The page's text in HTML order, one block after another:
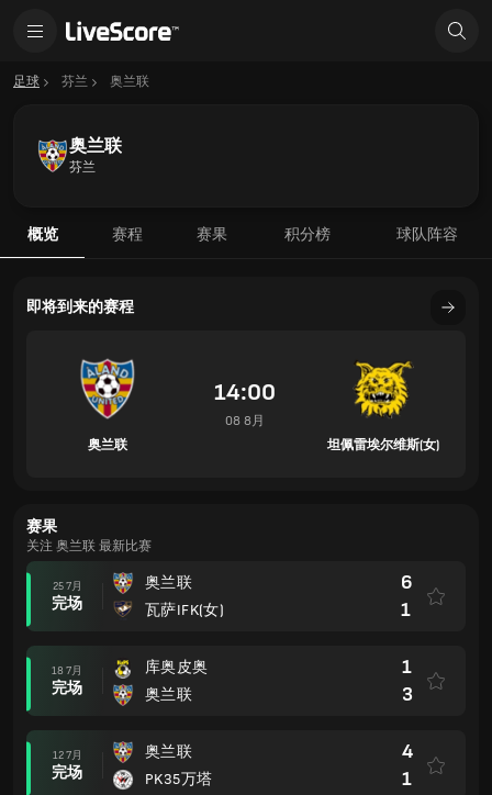
足球 芬兰 奥兰联
奥兰联
芬兰
概览 赛程 赛果 积分榜 球队阵容
即将到来的赛程
奥兰联
14:00
08 8月
坦佩雷埃尔维斯(女)
赛果
关注 奥兰联 最新比赛
25 7月
完场
奥兰联
瓦萨IFK(女)
6
1
18 7月
完场
库奥皮奥
奥兰联
1
3
12 7月
完场
奥兰联
PK35万塔
4
1